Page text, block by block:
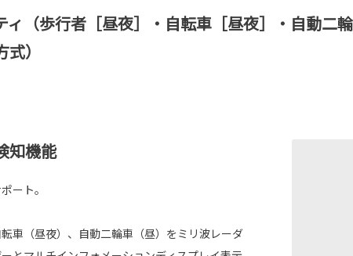
ィ（歩行者［昼夜］・自転車［昼夜］・自動二
）
知機能
ート。
車（昼夜）、自動二輪車（昼）をミリ波レーダ